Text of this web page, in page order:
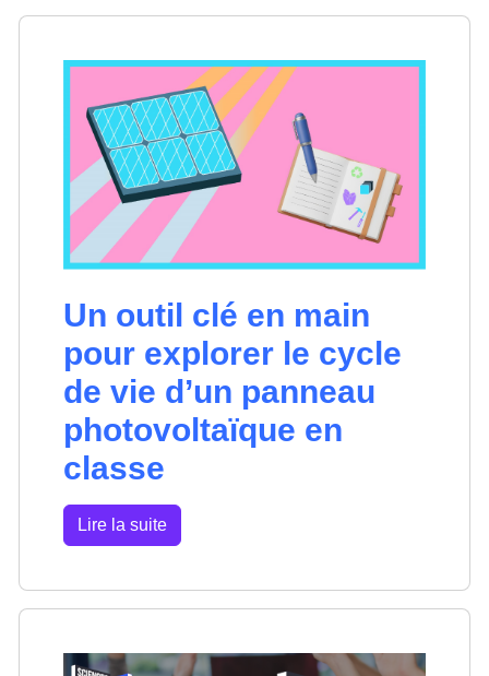
Un outil clé en main
pour explorer le cycle
de vie d’un panneau
photovoltaïque en
classe
Lire la suite